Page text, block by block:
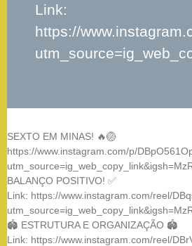
Link:
https://
SEXTO EM MINAS! 🔥🏐
https://www.instagram.com/p/
BALANÇO POSITIVO! ✅
Link: https://www.instagram.com/reel/
🏟️ ESTRUTURA E ORGANIZAÇÃO 🏟️
Link: https://www.instagram.com/reel/